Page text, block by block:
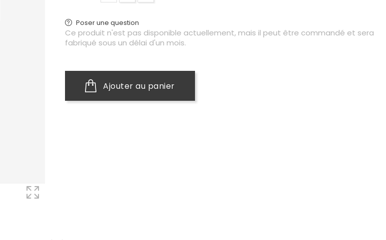
Poser une question
Ce produit n'est pas disponible actuellement, mais il peut être commandé et sera
fabriqué sous un délai d'un mois.
Ajouter au panier